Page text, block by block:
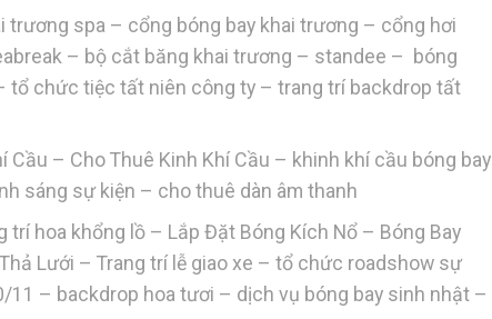
spa – cổng bóng bay khai trương – cổng hơi
– bộ cắt băng khai trương – standee – bóng
chức tiệc tất niên công ty – trang trí backdrop tất
Cầu – Cho Thuê Kinh Khí Cầu – khinh khí cầu bóng bay
sáng sự kiện – cho thuê dàn âm thanh
hoa khổng lồ – Lắp Đặt Bóng Kích Nổ – Bóng Bay
Lưới – Trang trí lễ giao xe – tổ chức roadshow sự
– backdrop hoa tươi – dịch vụ bóng bay sinh nhật –